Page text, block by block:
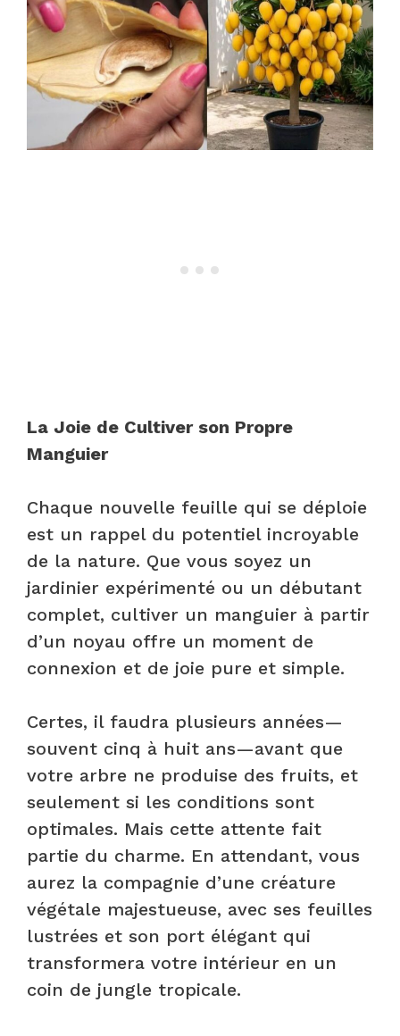
La Joie de Cultiver son Propre
Manguier
Chaque nouvelle feuille qui se déploie
est un rappel du potentiel incroyable
de la nature. Que vous soyez un
jardinier expérimenté ou un débutant
complet, cultiver un manguier à partir
d’un noyau offre un moment de
connexion et de joie pure et simple.
Certes, il faudra plusieurs années—
souvent cinq à huit ans—avant que
votre arbre ne produise des fruits, et
seulement si les conditions sont
optimales. Mais cette attente fait
partie du charme. En attendant, vous
aurez la compagnie d’une créature
végétale majestueuse, avec ses feuilles
lustrées et son port élégant qui
transformera votre intérieur en un
coin de jungle tropicale.